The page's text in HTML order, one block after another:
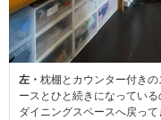
左・ 枕棚とカウンター付き
ースとひと続きになってい
ダイニングスペースへ戻っ